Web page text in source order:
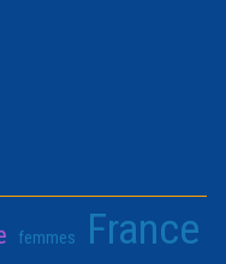
femmes France